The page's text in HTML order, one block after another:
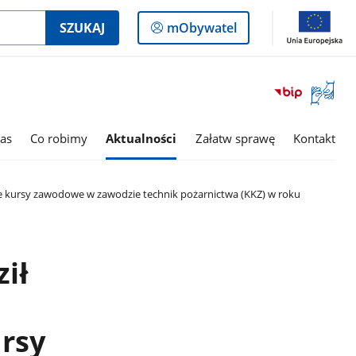
SZUKAJ
Logowanie
do
mObywatel
Otwórz
okno
Co robimy Aktualności Załatw sprawę Kontakt
zawodowe w zawodzie technik pożarnictwa (KKZ) w roku